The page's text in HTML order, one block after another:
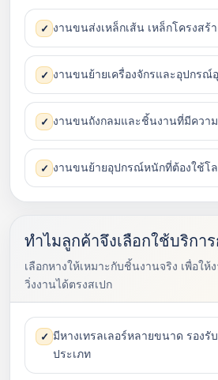
✓ งานขนส่งเหล็กเส้น เหล็กโครงสร้
✓ งานขนย้ายเครื่องจักรและอุปกรณ์
✓ งานขนถังกลมและชิ้นงานที่มีควา
✓ งานขนย้ายอุปกรณ์หนักที่ต้องใช้โล
ทำไมลูกค้าจึงเลือกใช้บริการ
เลือกหางให้เหมาะกับชิ้นงานจริง เพื่อใ
วิ่งงานได้ตรงสเปก
✓ มีหางเทรลเลอร์หลายขนาด รองรั
ประเภท